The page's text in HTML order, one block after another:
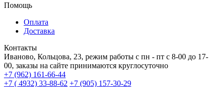
Помощь
Оплата
Доставка
Контакты
Иваново, Кольцова, 23, режим работы с пн - пт с 8-00 до 17-
00, заказы на сайте принимаются круглосуточно
+7 (962) 161-66-44
+7 ( 4932) 33-88-62 +7 (905) 157-30-29